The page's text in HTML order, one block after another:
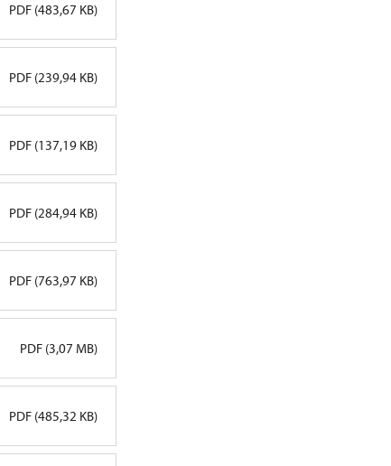
PDF (483,67 KB)
PDF (239,94 KB)
PDF (137,19 KB)
PDF (284,94 KB)
PDF (763,97 KB)
PDF (3,07 MB)
PDF (485,32 KB)